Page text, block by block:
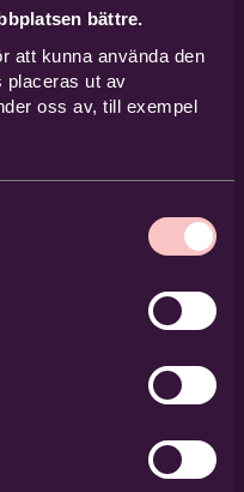
bättre.
att kunna använda den
placeras ut av
oss av, till exempel